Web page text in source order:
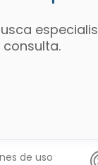
consulta.
de uso